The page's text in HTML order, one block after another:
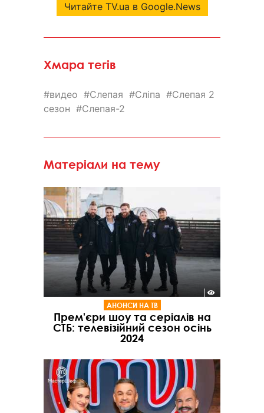
Читайте TV.ua в Google.News
Хмара тегів
видео Слепая Сліпа
Слепая 2
сезон
Слепая-2
Матеріали на тему
АНОНСИ НА ТВ
Прем'єри шоу та серіалів на
СТБ: телевізійний сезон осінь
2024